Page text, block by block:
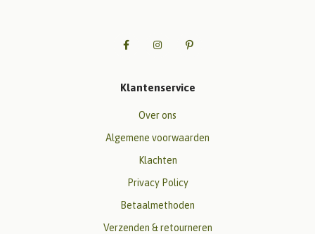
Klantenservice
Over ons
Algemene voorwaarden
Klachten
Privacy Policy
Betaalmethoden
Verzenden & retourneren